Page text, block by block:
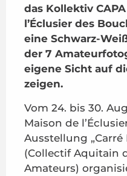
das Kollektiv
l’Éclusier des
eine Schwarz-
der 7
eigene Sicht auf
zeigen.
Vom 24. bis 30.
Maison de
Ausstellung „Carré
(Collectif Aquitain
Amateurs)